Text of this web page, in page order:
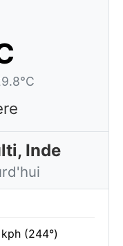
Inde
(244°)